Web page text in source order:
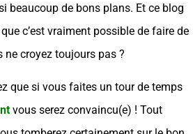
beaucoup de bons plans. Et ce blog
c’est vraiment possible de faire de
ne croyez toujours pas ?
que si vous faites un tour de temps
vous serez convaincu(e) ! Tout